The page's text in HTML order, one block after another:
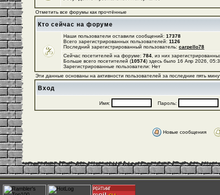
Отметить все форумы как прочтённые
Кто сейчас на форуме
Наши пользователи оставили сообщений: 17378
Всего зарегистрированных пользователей: 1126
Последний зарегистрированный пользователь: carpello78
Сейчас посетителей на форуме: 784 , из них
Больше всего посетителей (10574) здесь было 16 Апр 2026,
Зарегистрированные пользователи: Нет
Эти данные основаны на активности пользователей за последние пять
Вход
Имя: Пароль:
Новые сообщения